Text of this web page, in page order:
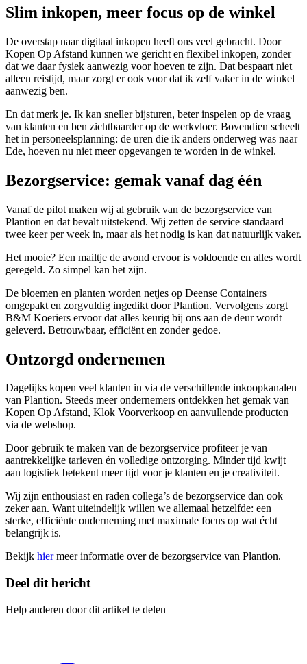
Slim inkopen, meer focus op de winkel
De overstap naar digitaal inkopen heeft ons veel gebracht. Door
Kopen Op Afstand kunnen we gericht en flexibel inkopen, zonder
dat we daar fysiek aanwezig voor hoeven te zijn. Dat bespaart niet
alleen reistijd, maar zorgt er ook voor dat ik zelf vaker in de winkel
aanwezig ben.
En dat merk je. Ik kan sneller bijsturen, beter inspelen op de vraag
van klanten en ben zichtbaarder op de werkvloer. Bovendien scheelt
het in personeelsplanning: de uren die ik anders onderweg was naar
Ede, hoeven nu niet meer opgevangen te worden in de winkel.
Bezorgservice: gemak vanaf dag één
Vanaf de pilot maken wij al gebruik van de bezorgservice van
Plantion en dat bevalt uitstekend. Wij zetten de service standaard
twee keer per week in, maar als het nodig is kan dat natuurlijk vaker.
Het mooie? Een mailtje de avond ervoor is voldoende en alles wordt
geregeld. Zo simpel kan het zijn.
De bloemen en planten worden netjes op Deense Containers
omgepakt en zorgvuldig ingedikt door Plantion. Vervolgens zorgt
B&M Koeriers ervoor dat alles keurig bij ons aan de deur wordt
geleverd. Betrouwbaar, efficiënt en zonder gedoe.
Ontzorgd ondernemen
Dagelijks kopen veel klanten in via de verschillende inkoopkanalen
van Plantion. Steeds meer ondernemers ontdekken het gemak van
Kopen Op Afstand, Klok Voorverkoop en aanvullende producten
via de webshop.
Door gebruik te maken van de bezorgservice profiteer je van
aantrekkelijke tarieven én volledige ontzorging. Minder tijd kwijt
aan logistiek betekent meer tijd voor je klanten en je creativiteit.
Wij zijn enthousiast en raden collega’s de bezorgservice dan ook
zeker aan. Want uiteindelijk willen we allemaal hetzelfde: een
sterke, efficiënte onderneming met maximale focus op wat écht
belangrijk is.
Bekijk hiermeer informatie over de bezorgservice van Plantion.
Deel dit bericht
Help anderen door dit artikel te delen